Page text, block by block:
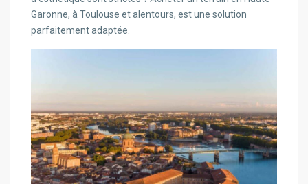
Garonne, à Toulouse et alentours, est une solution
parfaitement adaptée.